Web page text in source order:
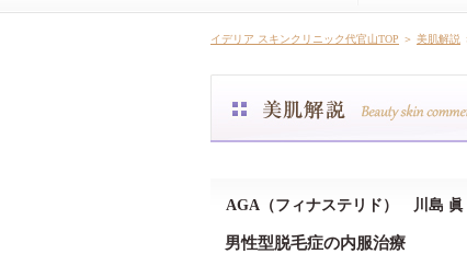
イデリア スキンクリニック代官山TOP ＞ 美肌解説
AGA（フィナステリド） 川島 眞
男性型脱毛症の内服治療